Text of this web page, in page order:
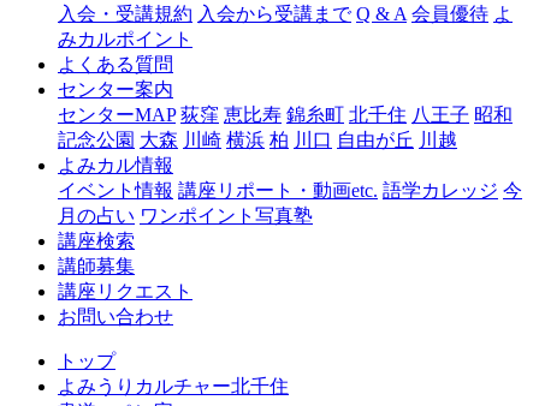
ャ
千
入会・受講規約 入会から受講まで Q & A 会員優待 よ
みカルポイント
よくある質問
センター案内
センターMAP 荻窪 恵比寿 錦糸町 北千住 八王子 昭和
記念公園 大森 川崎 横浜 柏 川口 自由が丘 川越
よみカル情報
イベント情報 講座リポート・動画etc. 語学カレッジ 今
月の占い ワンポイント写真塾
講座検索
講師募集
講座リクエスト
お問い合わせ
トップ
よみうりカルチャー北千住